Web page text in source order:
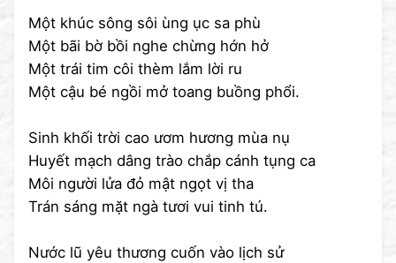
Một khúc sông sôi ùng ục sa phù
Một bãi bờ bồi nghe chừng hớn hở
Một trái tim côi thèm lắm lời ru
Một cậu bé ngồi mở toang buồng phổi.
Sinh khối trời cao ươm hương mùa nụ
Huyết mạch dâng trào chắp cánh tụng ca
Môi người lửa đỏ mật ngọt vị tha
Trán sáng mặt ngà tươi vui tinh tú.
Nước lũ yêu thương cuốn vào lịch sử